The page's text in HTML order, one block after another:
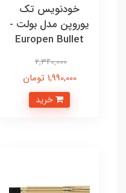
خودنویس تک
یوروپن مدل بولت -
Europen Bullet
2,340,000
1,990,000 تومان